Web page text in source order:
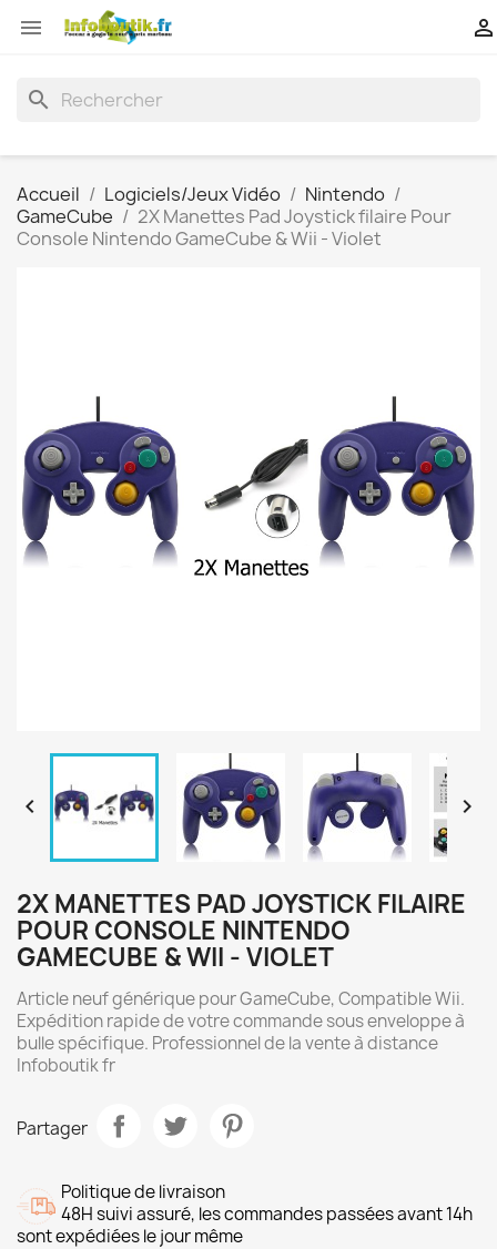
 
search
Accueil Logiciels/Jeux Vidéo
Nintendo
GameCube
2X Manettes Pad Joystick filaire Pour
Console Nintendo GameCube & Wii - Violet
 
2X MANETTES PAD JOYSTICK FILAIRE
POUR CONSOLE NINTENDO
GAMECUBE & WII - VIOLET
Article neuf générique pour GameCube, Compatible Wii.
Expédition rapide de votre commande sous enveloppe à
bulle spécifique. Professionnel de la vente à distance
Infoboutik fr
Partager
Politique de livraison
48H suivi assuré, les commandes passées avant 14h
sont expédiées le jour même